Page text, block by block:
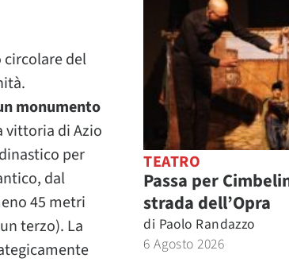
circolare del
monumento
vittoria di Azio
per
dal
45 metri
terzo). La
TEATRO
Passa per
strada dell’Opra
di Paolo Randazzo
6 Agosto 2026